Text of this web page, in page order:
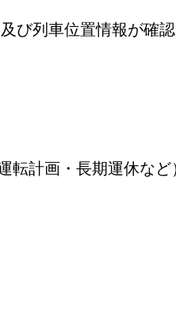
び列車位置情報が確
転計画・長期運休など